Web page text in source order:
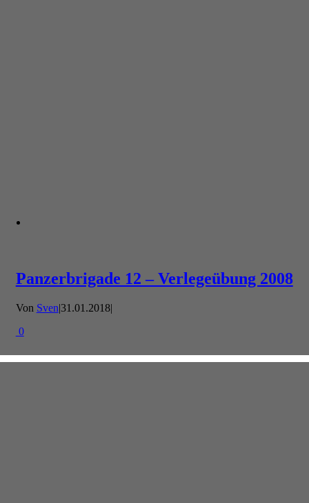
Panzerbrigade 12 – Verlegeübung 2008
Von Sven|31.01.2018|
0